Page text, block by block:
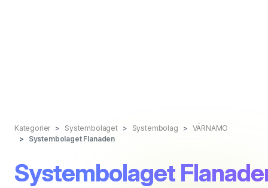
Kategorier Systembolaget Systembolag
VÄRNAMO
Systembolaget Flanaden
Systembolaget